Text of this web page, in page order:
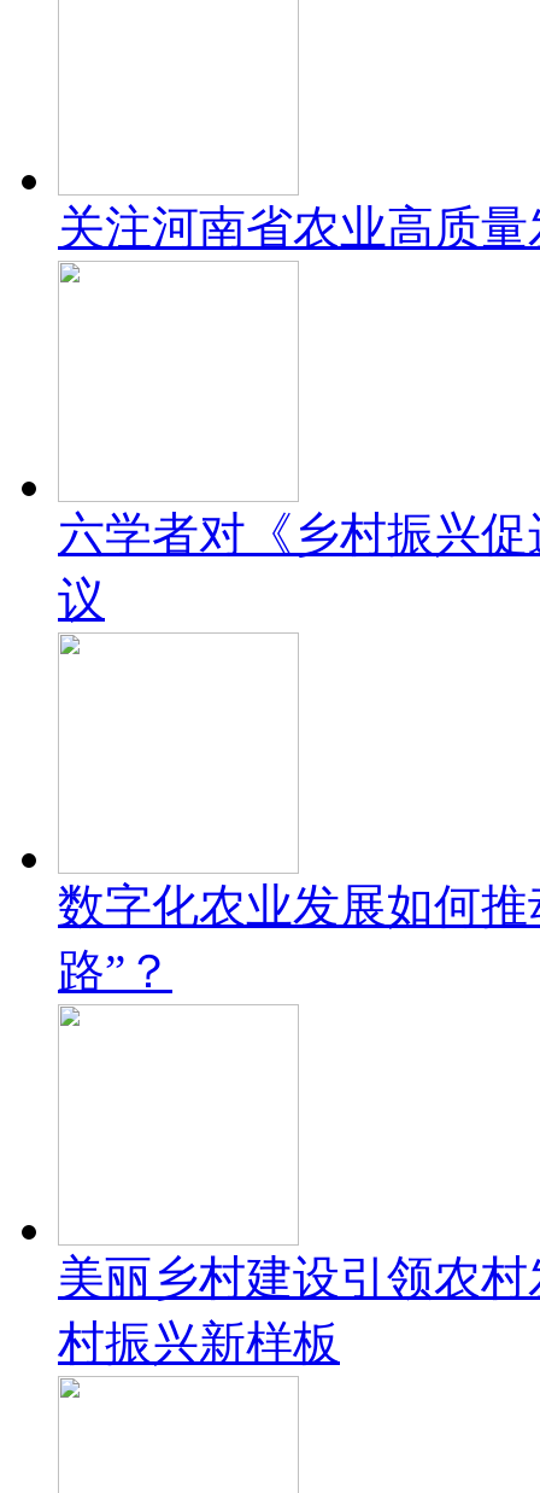
关注河南省农业高质
六学者对《乡村振兴
议
数字化农业发展如何
路”？
美丽乡村建设引领农
村振兴新样板